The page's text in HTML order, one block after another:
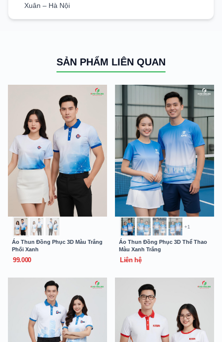
Xuân – Hà Nội
SẢN PHẨM LIÊN QUAN
Áo Thun Đồng Phục 3D Màu Trắng
Phối Xanh
99.000
+1
Áo Thun Đồng Phục 3D Thể Thao
Màu Xanh Trắng
Liên hệ